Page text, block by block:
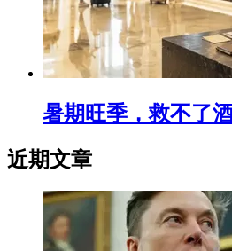
暑期旺季，救不了
近期文章